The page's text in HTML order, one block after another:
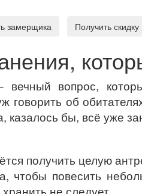
замерщика Получить скидку
вечный вопрос,
говорить об
казалось бы, всё уже
получить целую
чтобы повесить
не следует.